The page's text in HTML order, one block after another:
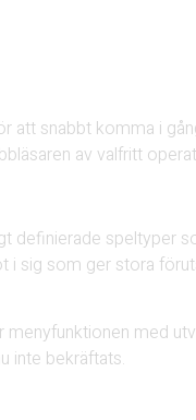
att snabbt komma i
av valfritt
definierade speltyper
sig som ger stora
med
inte bekräftats.